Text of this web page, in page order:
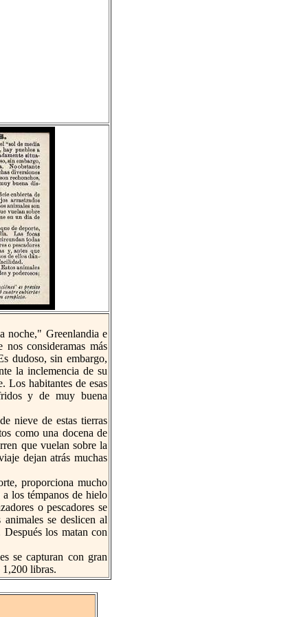
noche," Greenlandia e
consideramas más
dudoso, sin embargo,
la inclemencia de su
Los habitantes de esas
y de muy buena
nieve de estas tierras
como una docena de
que vuelan sobre la
dejan atrás muchas
proporciona mucho
los témpanos de hielo
o pescadores se
se deslicen al
los matan con
se capturan con gran
1,200 libras.